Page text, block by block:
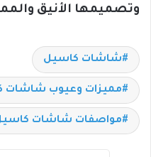
وتصميمها الأنيق
شاشات كاسيل
مميزات وعيوب شاشات
مواصفات شاشات